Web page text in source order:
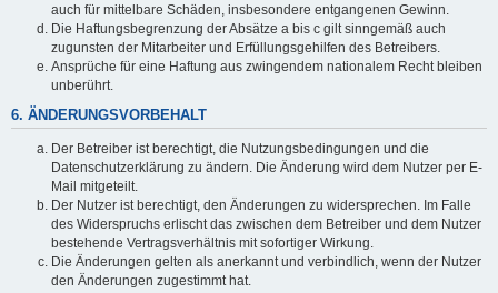
auch für mittelbare Schäden, insbesondere entgangenen Gewinn.
Die Haftungsbegrenzung der Absätze a bis c gilt sinngemäß auch
zugunsten der Mitarbeiter und Erfüllungsgehilfen des Betreibers.
Ansprüche für eine Haftung aus zwingendem nationalem Recht bleiben
unberührt.
6. ÄNDERUNGSVORBEHALT
Der Betreiber ist berechtigt, die Nutzungsbedingungen und die
Datenschutzerklärung zu ändern. Die Änderung wird dem Nutzer per E-
Mail mitgeteilt.
Der Nutzer ist berechtigt, den Änderungen zu widersprechen. Im Falle
des Widerspruchs erlischt das zwischen dem Betreiber und dem Nutzer
bestehende Vertragsverhältnis mit sofortiger Wirkung.
Die Änderungen gelten als anerkannt und verbindlich, wenn der Nutzer
den Änderungen zugestimmt hat.